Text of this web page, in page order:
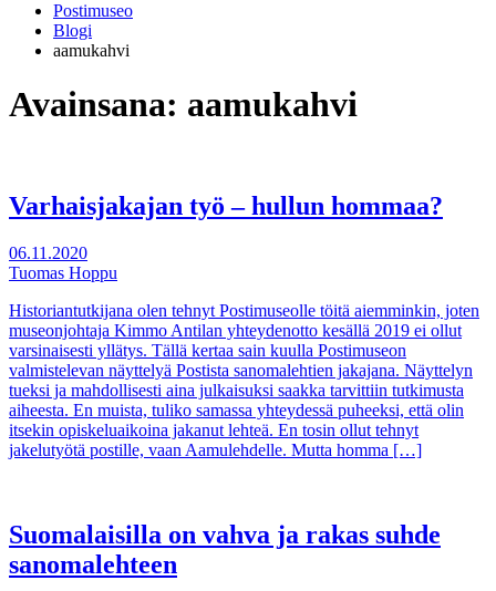
Postimuseo
Blogi
aamukahvi
Avainsana: aamukahvi
Varhaisjakajan työ – hullun hommaa?
06.11.2020
Tuomas Hoppu
Historiantutkijana olen tehnyt Postimuseolle töitä aiemminkin, joten
museonjohtaja Kimmo Antilan yhteydenotto kesällä 2019 ei ollut
varsinaisesti yllätys. Tällä kertaa sain kuulla Postimuseon
valmistelevan näyttelyä Postista sanomalehtien jakajana. Näyttelyn
tueksi ja mahdollisesti aina julkaisuksi saakka tarvittiin tutkimusta
aiheesta. En muista, tuliko samassa yhteydessä puheeksi, että olin
itsekin opiskeluaikoina jakanut lehteä. En tosin ollut tehnyt
jakelutyötä postille, vaan Aamulehdelle. Mutta homma […]
Suomalaisilla on vahva ja rakas suhde
sanomalehteen